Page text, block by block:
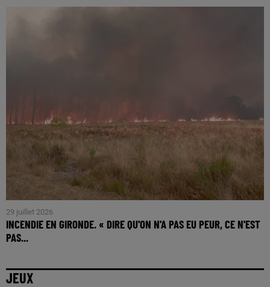
29 juillet 2026
INCENDIE EN GIRONDE. « DIRE QU'ON N'A PAS EU PEUR, CE N'EST
PAS...
JEUX